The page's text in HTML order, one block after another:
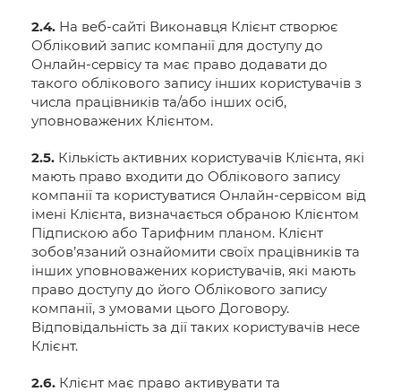
2.4. На веб-сайті Виконавця Клієнт створює
Обліковий запис компанії для доступу до
Онлайн-сервісу та має право додавати до
такого облікового запису інших користувачів з
числа працівників та/або інших осіб,
уповноважених Клієнтом.
2.5. Кількість активних користувачів Клієнта, які
мають право входити до Облікового запису
компанії та користуватися Онлайн-сервісом від
імені Клієнта, визначається обраною Клієнтом
Підпискою або Тарифним планом. Клієнт
зобов’язаний ознайомити своїх працівників та
інших уповноважених користувачів, які мають
право доступу до його Облікового запису
компанії, з умовами цього Договору.
Відповідальність за дії таких користувачів несе
Клієнт.
2.6. Клієнт має право активувати та